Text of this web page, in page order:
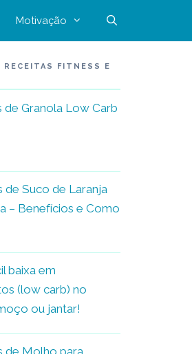
Motivação
RECEITAS FITNESS E
de Granola Low Carb
de Suco de Laranja
– Benefícios e Como
baixa em
(low carb) no
ou jantar!
de Molho para